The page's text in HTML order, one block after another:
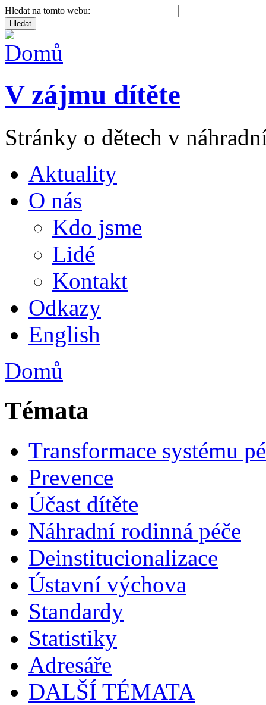
Hledat na tomto webu:
V zájmu dítěte
Stránky o dětech v
Aktuality
O nás
Kdo jsme
Lidé
Kontakt
Odkazy
English
Domů
Témata
Transformace systému
Prevence
Účast dítěte
Náhradní rodinná péče
Deinstitucionalizace
Ústavní výchova
Standardy
Statistiky
Adresáře
DALŠÍ TÉMATA